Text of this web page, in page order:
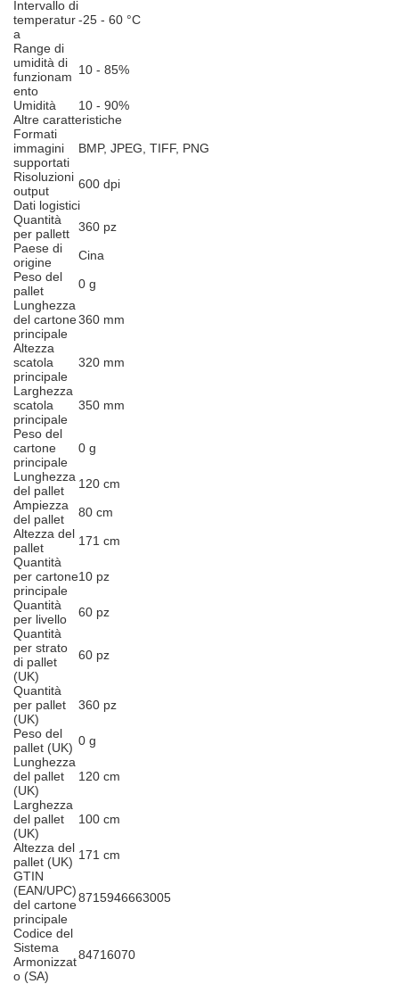
Intervallo di
temperatur
a
-25 - 60 °C
Range di
umidità di
funzionam
ento
10 - 85%
Umidità
10 - 90%
Altre caratteristiche
Formati
immagini
supportati
BMP, JPEG, TIFF, PNG
Risoluzioni
output
600 dpi
Dati logistici
Quantità
per pallett
360 pz
Paese di
origine
Cina
Peso del
pallet
0 g
Lunghezza
del cartone
principale
360 mm
Altezza
scatola
principale
320 mm
Larghezza
scatola
principale
350 mm
Peso del
cartone
principale
0 g
Lunghezza
del pallet
120 cm
Ampiezza
del pallet
80 cm
Altezza del
pallet
171 cm
Quantità
per cartone
principale
10 pz
Quantità
per livello
60 pz
Quantità
per strato
di pallet
(UK)
60 pz
Quantità
per pallet
(UK)
360 pz
Peso del
pallet (UK) 0 g
Lunghezza
del pallet
(UK)
120 cm
Larghezza
del pallet
(UK)
100 cm
Altezza del
pallet (UK) 171 cm
GTIN
(EAN/UPC)
del cartone
principale
8715946663005
Codice del
Sistema
Armonizzat
o (SA)
84716070